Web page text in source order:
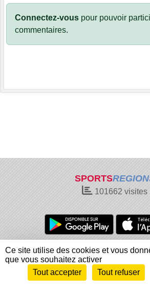
Connectez-vous pour pouvoir
commentaires.
SPORTS
101662 visites
Charte cookies
Gestion
Informations légales
Signaler un
Envie de participer ?
Ce site utilise des cookies et vous
que vous souhaitez activer
Tout accepter
Tout refuser